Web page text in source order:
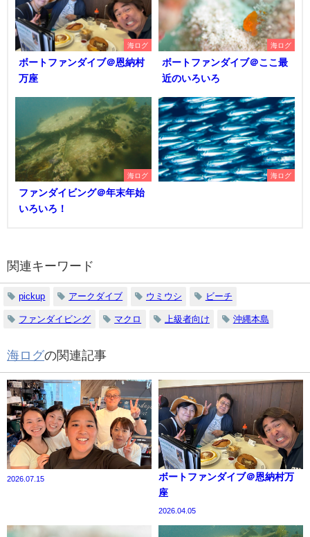
海ログ
ボートファンダイブ＠恩納村
万座
海ログ
ボートファンダイブ＠ここ最
近のいろいろ
海ログ
ファンダイビング＠年末年始
いろいろ！
海ログ
関連キーワード
pickup アークダイブ ウミウシ ビーチ
ファンダイビング マクロ 上級者向け 沖縄本島
海ログの関連記事
2026.07.15
ボートファンダイブ＠恩納村万
座
2026.04.05